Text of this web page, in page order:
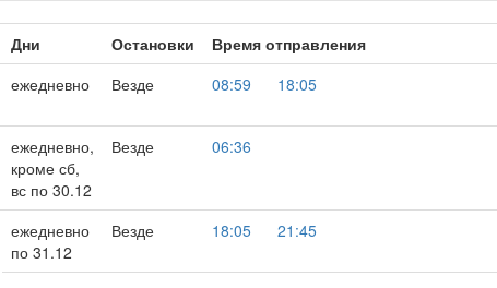
Дни Остановки
Время отправления
ежедневно Везде 08:59 18:05
ежедневно,
кроме сб,
вс по 30.12
Везде 06:36
ежедневно
по 31.12
Везде 18:05 21:45